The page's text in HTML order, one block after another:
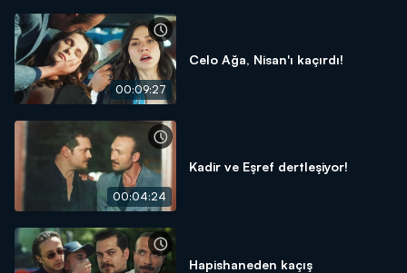
00:09:27
Celo Ağa, Nisan'ı kaçırdı!
00:04:24
Kadir ve Eşref dertleşiyor!
Hapishaneden kaçış